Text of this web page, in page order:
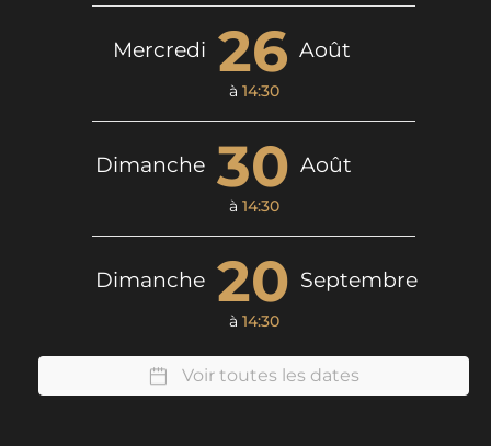
Mercredi 26 Août
à 14:30
Dimanche 30 Août
à 14:30
Dimanche 20 Septembre
à 14:30
Voir toutes les dates